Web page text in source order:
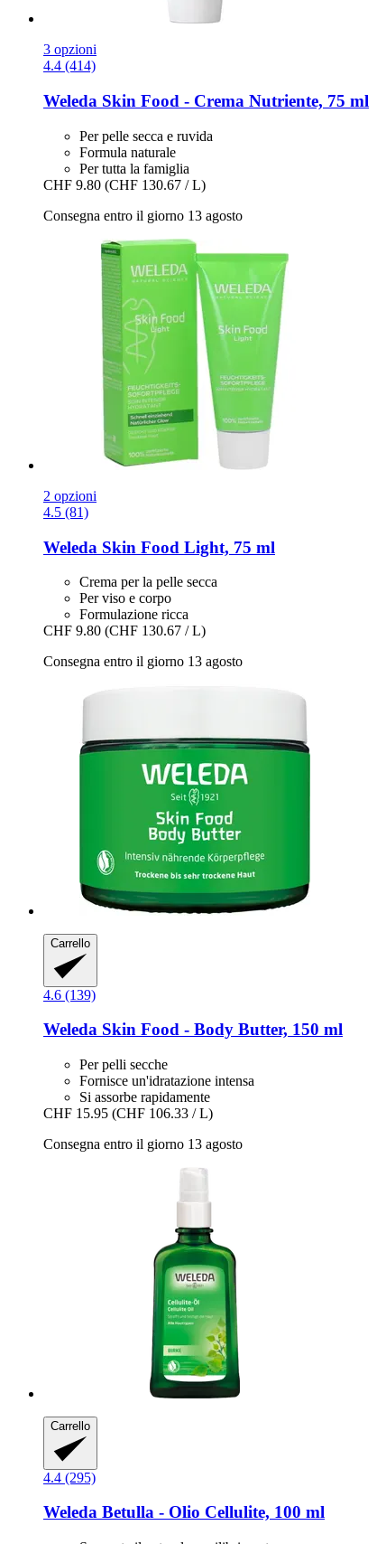
3 opzioni
4.4 (414)
Weleda Skin Food -​ Crema Nutriente, 75 ml
Per pelle secca e ruvida
Formula naturale
Per tutta la famiglia
CHF 9.80 (CHF 130.67 / L)
Consegna entro il giorno 13 agosto
2 opzioni
4.5 (81)
Weleda Skin Food Light, 75 ml
Crema per la pelle secca
Per viso e corpo
Formulazione ricca
CHF 9.80 (CHF 130.67 / L)
Consegna entro il giorno 13 agosto
Carrello
4.6 (139)
Weleda Skin Food -​ Body Butter, 150 ml
Per pelli secche
Fornisce un'idratazione intensa
Si assorbe rapidamente
CHF 15.95 (CHF 106.33 / L)
Consegna entro il giorno 13 agosto
Carrello
4.4 (295)
Weleda Betulla -​ Olio Cellulite, 100 ml